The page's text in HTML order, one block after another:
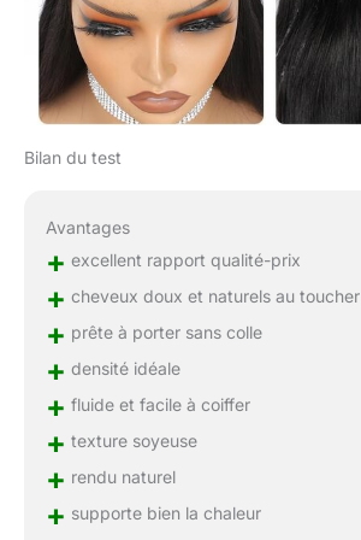
Bilan du test
Avantages
+ excellent rapport qualité-prix
+ cheveux doux et naturels au toucher
+ prête à porter sans colle
+ densité idéale
+ fluide et facile à coiffer
+ texture soyeuse
+ rendu naturel
+ supporte bien la chaleur